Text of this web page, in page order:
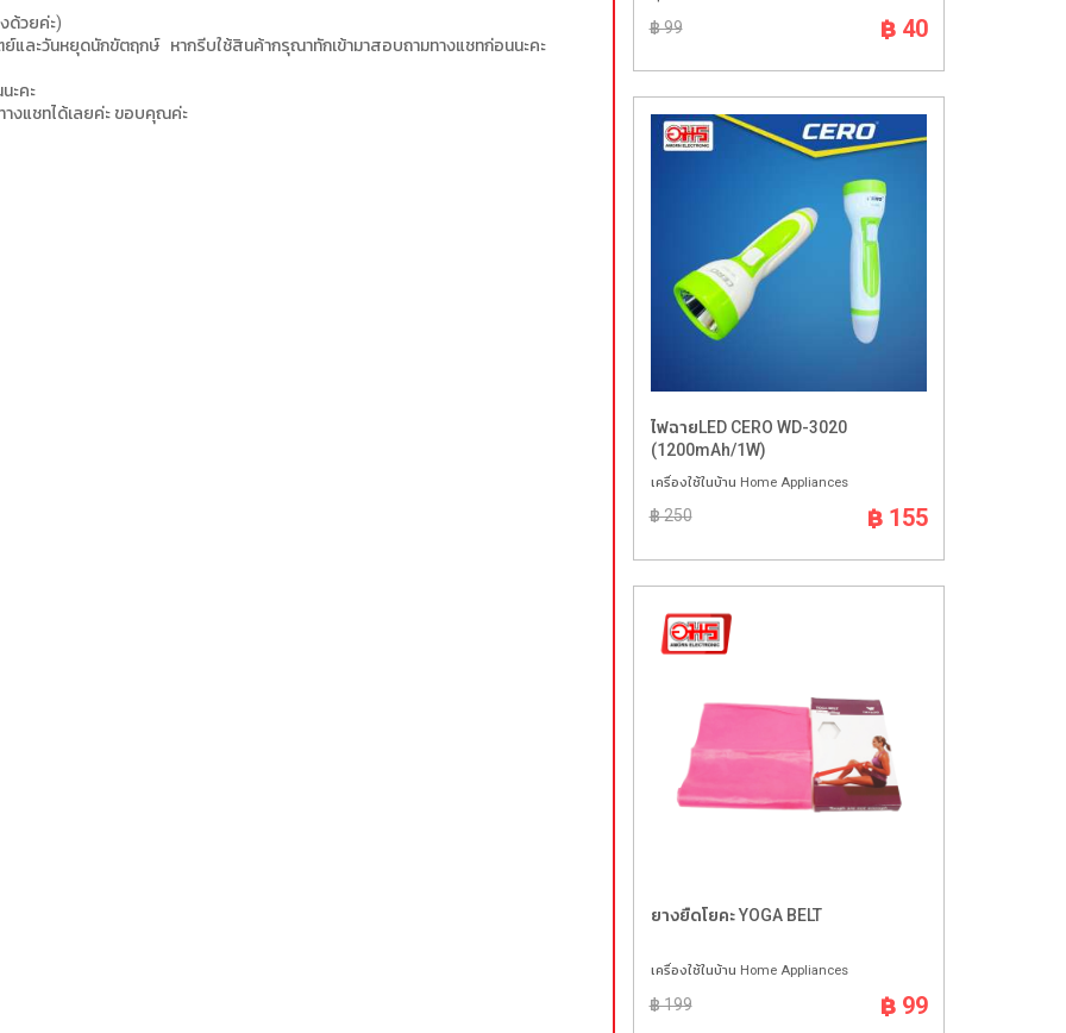
ด้วยค่ะ)
และวันหยุดนักขัตฤกษ์ หากรีบใช้สินค้ากรุณาทักเข้ามาสอบถามทางแชทก่อนนะคะ
ะคะ
งแชทได้เลยค่ะ ขอบคุณค่ะ
฿ 99 ฿ 40
ไฟฉายLED CERO WD-3020
(1200mAh/1W)
เครื่องใช้ในบ้าน Home Appliances
฿ 250 ฿ 155
ยางยืดโยคะ YOGA BELT
เครื่องใช้ในบ้าน Home Appliances
฿ 199 ฿ 99